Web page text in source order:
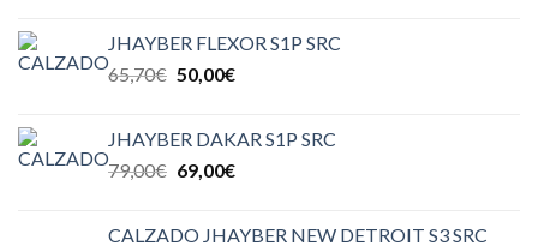
JHAYBER FLEXOR S1P SRC
65,70€ 50,00€
JHAYBER DAKAR S1P SRC
79,00€ 69,00€
CALZADO JHAYBER NEW DETROIT S3 SRC